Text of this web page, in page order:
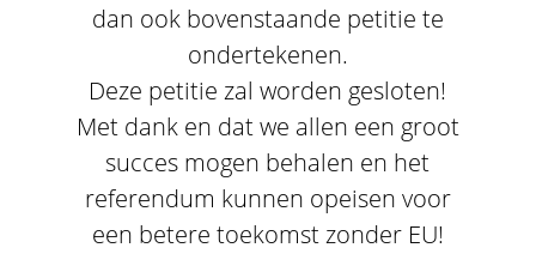
dan ook bovenstaande petitie te
ondertekenen.
Deze petitie zal worden gesloten!
Met dank en dat we allen een groot
succes mogen behalen en het
referendum kunnen opeisen voor
een betere toekomst zonder EU!